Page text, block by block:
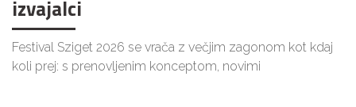
izvajalci
Festival Sziget 2026 se vrača z večjim zagonom kot kdaj
koli prej: s prenovljenim konceptom, novimi